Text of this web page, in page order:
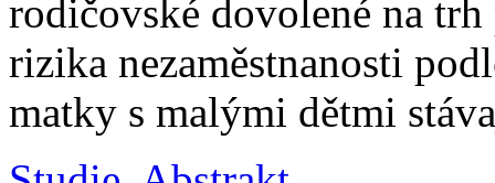
rodičovské dovolené na
rizika nezaměstnanosti
matky s malými dětmi